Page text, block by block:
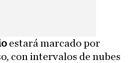
estará marcado por
con intervalos de nubes